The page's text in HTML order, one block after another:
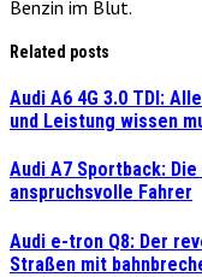
Benzin im Blut.
Related posts
Audi A6 4G 3.0 TDI:
und Leistung wissen
Audi A7 Sportback:
anspruchsvolle Fahrer
Audi e-tron Q8: Der
Straßen mit